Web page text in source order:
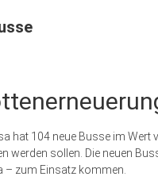
hat 104 neue Busse im Wert
werden sollen. Die neuen
– zum Einsatz kommen.